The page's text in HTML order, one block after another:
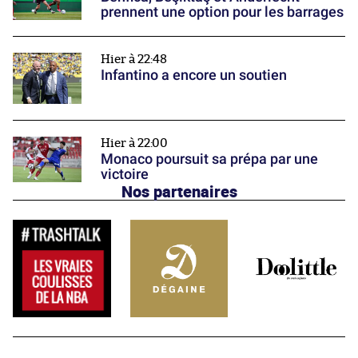
prennent une option pour les barrages
Hier à 22:48
Infantino a encore un soutien
Hier à 22:00
Monaco poursuit sa prépa par une
victoire
Nos partenaires